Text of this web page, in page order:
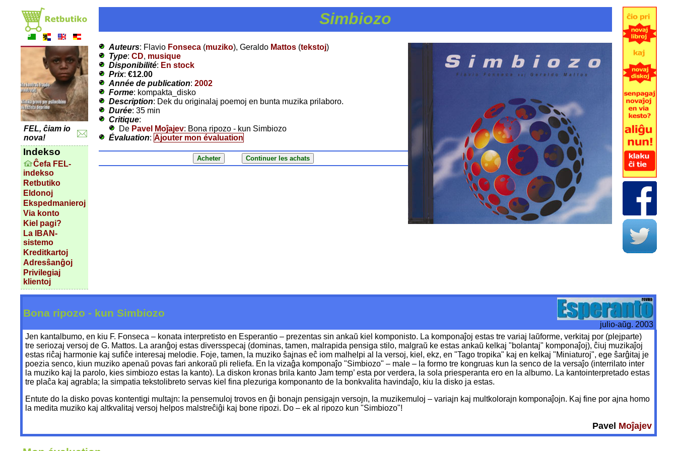
FEL, ĉiam io
nova!
Indekso
Ĉefa FEL-
indekso
Retbutiko
Eldonoj
Ekspedmanieroj
Via konto
Kiel pagi?
La IBAN-
sistemo
Kreditkartoj
Adresŝanĝoj
Privilegiaj
klientoj
Simbiozo
Auteurs: Flavio Fonseca(muziko), Geraldo Mattos(tekstoj)
Type: CD, musique
Disponibilité: En stock
Prix: €12.00
Année de publication: 2002
Forme: kompakta_disko
Description: Dek du originalaj poemoj en bunta muzika prilaboro.
Durée: 35 min
Critique:
De Pavel Moĵajev: Bona ripozo - kun Simbiozo
Évaluation: Ajouter mon évaluation
Bona ripozo - kun Simbiozo
julio-aŭg. 2003
Jen kantalbumo, en kiu F. Fonseca – konata interpretisto en Esperantio – prezentas sin ankaŭ kiel komponisto. La komponaĵoj estas tre variaj laŭforme, verkitaj por (plejparte)
tre seriozaj versoj de G. Mattos. La aranĝoj estas diversspecaj (dominas, tamen, malrapida pensiga stilo, malgraŭ ke estas ankaŭ kelkaj "bolantaj" komponaĵoj), ĉiuj muzikaĵoj
estas riĉaj harmonie kaj sufiĉe interesaj melodie. Foje, tamen, la muziko ŝajnas eĉ iom malhelpi al la versoj, kiel, ekz, en "Tago tropika" kaj en kelkaj "Miniaturoj", ege ŝarĝitaj je
poezia senco, kiun muziko apenaŭ povas fari ankoraŭ pli reliefa. En la vizaĝa komponaĵo "Simbiozo" – male – la formo tre kongruas kun la senco de la versaĵo (interrilato inter
la muziko kaj la parolo, kies simbiozo estas la kanto). La diskon kronas brila kanto Jam temp’ esta por verdera, la sola priesperanta ero en la albumo. La kantointerpretado estas
tre plaĉa kaj agrabla; la simpatia tekstolibreto servas kiel fina plezuriga komponanto de la bonkvalita havindaĵo, kiu la disko ja estas.
Entute do la disko povas kontentigi multajn: la pensemuloj trovos en ĝi bonajn pensigajn versojn, la muzikemuloj – variajn kaj multkolorajn komponaĵojn. Kaj fine por ajna homo
la medita muziko kaj altkvalitaj versoj helpos malstreĉiĝi kaj bone ripozi. Do – ek al ripozo kun "Simbiozo"!
Pavel Moĵajev